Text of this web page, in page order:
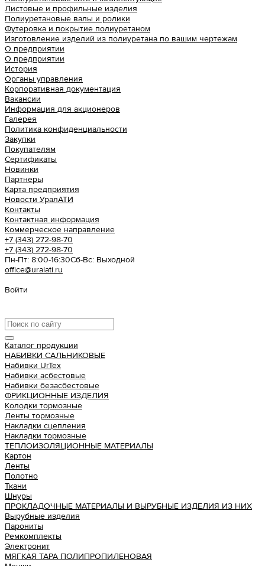
Листовые и профильные изделия
Полиуретановые валы и ролики
Футеровка и покрытие полиуретаном
Изготовление изделий из полиуретана по вашим чертежам
О предприятии
О предприятии
История
Органы управления
Корпоративная документация
Вакансии
Информация для акционеров
Галерея
Политика конфиденциальности
Закупки
Покупателям
Сертификаты
Новинки
Партнеры
Карта предприятия
Новости УралАТИ
Контакты
Контактная информация
Коммерческое направление
+7 (343) 272-98-70
+7 (343) 272-98-70
Пн-Пт: 8:00-16:30Cб-Вс: Выходной
office@uralati.ru
Войти
Каталог продукции
НАБИВКИ САЛЬНИКОВЫЕ
Набивки UrTex
Набивки асбестовые
Набивки безасбестовые
ФРИКЦИОННЫЕ ИЗДЕЛИЯ
Колодки тормозные
Ленты тормозные
Накладки сцепления
Накладки тормозные
ТЕПЛОИЗОЛЯЦИОННЫЕ МАТЕРИАЛЫ
Картон
Ленты
Полотно
Ткани
Шнуры
ПРОКЛАДОЧНЫЕ МАТЕРИАЛЫ И ВЫРУБНЫЕ ИЗДЕЛИЯ ИЗ НИХ
Вырубные изделия
Парониты
Ремкомплекты
Электронит
МЯГКАЯ ТАРА ПОЛИПРОПИЛЕНОВАЯ